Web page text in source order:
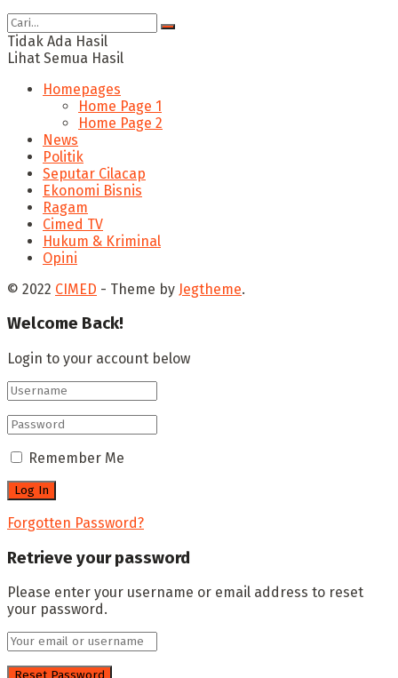
Tidak Ada Hasil
Lihat Semua Hasil
Homepages
Home Page 1
Home Page 2
News
Politik
Seputar Cilacap
Ekonomi Bisnis
Ragam
Cimed TV
Hukum & Kriminal
Opini
© 2022 CIMED - Theme by Jegtheme.
Welcome Back!
Login to your account below
Remember Me
Forgotten Password?
Retrieve your password
Please enter your username or email address to reset
your password.